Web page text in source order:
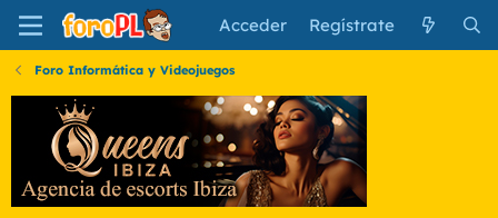
Acceder Regístrate
Foro Informática y Videojuegos